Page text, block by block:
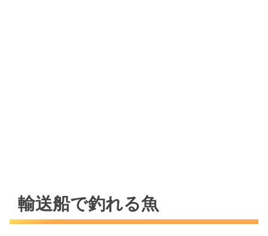
輸送船で釣れる魚